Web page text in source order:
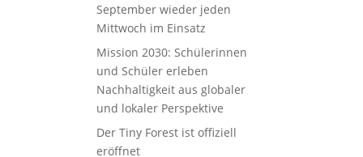
September wieder jeden
Mittwoch im Einsatz
Mission 2030: Schülerinnen
und Schüler erleben
Nachhaltigkeit aus globaler
und lokaler Perspektive
Der Tiny Forest ist offiziell
eröffnet